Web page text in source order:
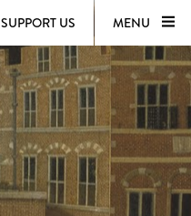
SUPPORT US MENU